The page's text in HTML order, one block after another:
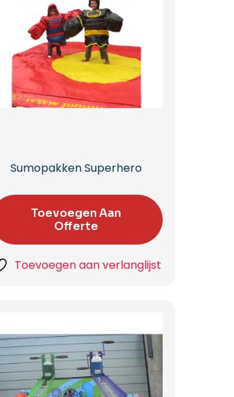
Sumopakken Superhero
Toevoegen Aan
Offerte
Toevoegen aan verlanglijst